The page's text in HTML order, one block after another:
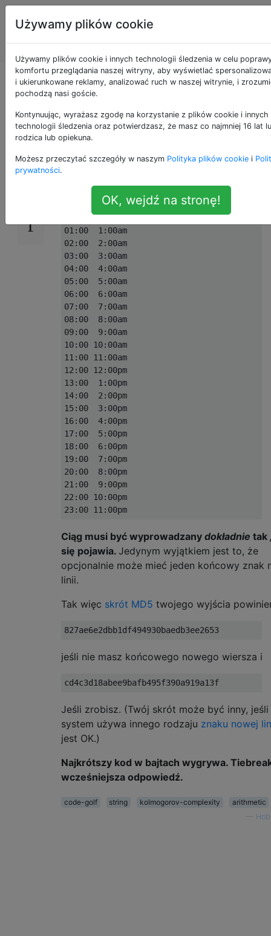
Programowanie
puzzli i Code
Golf
Godziny 24 i 12
godzin
24
Napisz program lub funkcję bez danych
godzinny
12-godzinny
00:00 12:00am
01:00  1:00am
02:00  2:00am
03:00  3:00am
04:00  4:00am
05:00  5:00am
06:00  6:00am
07:00  7:00am
08:00  8:00am
09:00  9:00am
10:00 10:00am
11:00 11:00am
12:00 12:00pm
13:00  1:00pm
14:00  2:00pm
15:00  3:00pm
16:00  4:00pm
17:00  5:00pm
18:00  6:00pm
19:00  7:00pm
20:00  8:00pm
21:00  9:00pm
22:00 10:00pm
Ciąg musi być wyprowadzany dokładnie tak
się pojawia. Jedynym wyjątkiem jest to, że
opcjonalnie może mieć jeden końcowy znak
linii.
Tak więc skrót MD5 twojego wyjścia
jeśli nie masz końcowego nowego wiersza i
Jeśli zrobisz. (Twój skrót może być inny, jeśli
system używa innego rodzaju znaku nowej
jest OK.)
Najkrótszy kod w bajtach wygrywa.
wcześniejsza odpowiedź.
code-golf string kolmogorov-complexity
arithmetic
Używamy plików cookie
Używamy plików cookie i innych technologii śledzenia w celu
komfortu przeglądania naszej witryny, aby wyświetlać
i ukierunkowane reklamy, analizować ruch w naszej witrynie, i
pochodzą nasi goście.
Kontynuując, wyrażasz zgodę na korzystanie z plików cookie i innych
technologii śledzenia oraz potwierdzasz, że masz co najmniej 16 lat
rodzica lub opiekuna.
Możesz przeczytać szczegóły w naszym Polityka plików cookie i
prywatności.
OK, wejdź na stronę!